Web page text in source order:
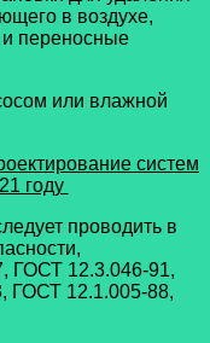
в воздухе,
переносные
или влажной
систем
году
проводить в
ГОСТ 12.3.046-91,
ГОСТ 12.1.005-88,